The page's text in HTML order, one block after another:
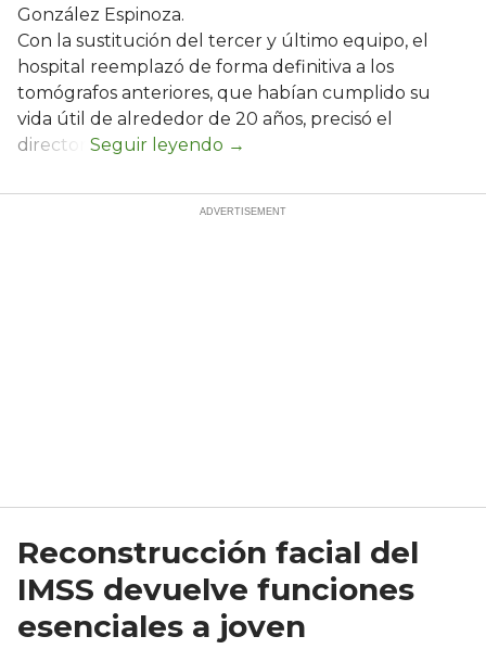
González Espinoza.
Con la sustitución del tercer y último equipo, el
hospital reemplazó de forma definitiva a los
tomógrafos anteriores, que habían cumplido su
vida útil de alrededor de 20 años, precisó el
director.
Reconstrucción facial del
IMSS devuelve funciones
esenciales a joven